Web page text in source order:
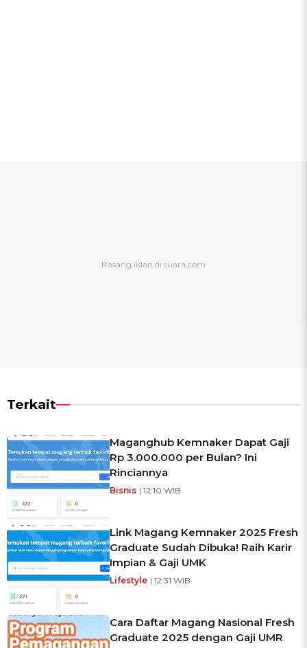
Terkait
Maganghub Kemnaker Dapat Gaji
Rp 3.000.000 per Bulan? Ini
Rinciannya
Bisnis | 12:10 WIB
Link Magang Kemnaker 2025 Fresh
Graduate Sudah Dibuka! Raih Karir
Impian & Gaji UMK
Lifestyle | 12:31 WIB
Cara Daftar Magang Nasional Fresh
Graduate 2025 dengan Gaji UMR